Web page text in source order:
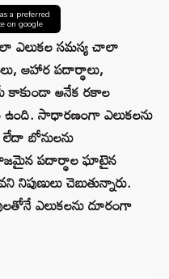
a preferred
on google
ఎలుకల సమస్య చాలా
ఆహార పదార్థాలు,
కాకుండా అనేక రకాల
ఉంది. సాధారణంగా ఎలుకలను
లేదా బోనులను
పదార్థాల ఘాటైన
నిపుణులు చెబుతున్నారు.
ఎలుకలను దూరంగా